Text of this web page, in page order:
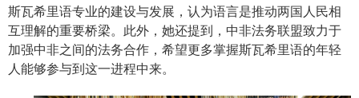
斯瓦希里语专业的建设与发展，认为语言是推动两国人民相
互理解的重要桥梁。此外，她还提到，中非法务联盟致力于
加强中非之间的法务合作，希望更多掌握斯瓦希里语的年轻
人能够参与到这一进程中来。